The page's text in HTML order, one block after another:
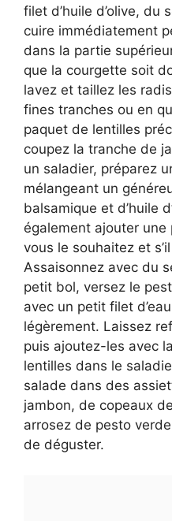
filet d’huile d’olive, du
cuire immédiatement
dans la partie
que la courgette soit
lavez et taillez les
fines tranches ou en
paquet de lentilles
coupez la tranche de
un saladier, préparez
mélangeant un
balsamique et d’huile
également ajouter une
vous le souhaitez et
Assaisonnez avec du
petit bol, versez le
avec un petit filet
légèrement. Laissez
puis ajoutez-les avec
lentilles dans le
salade dans des
jambon, de copeaux
arrosez de pesto
de déguster.